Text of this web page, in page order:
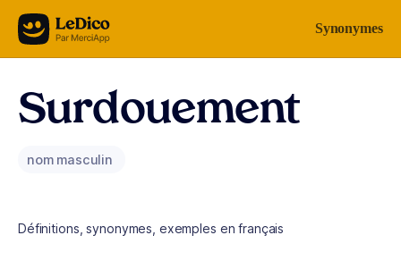
Aller au contenu Synonymes
Surdouement
nom masculin
Définitions, synonymes, exemples en français